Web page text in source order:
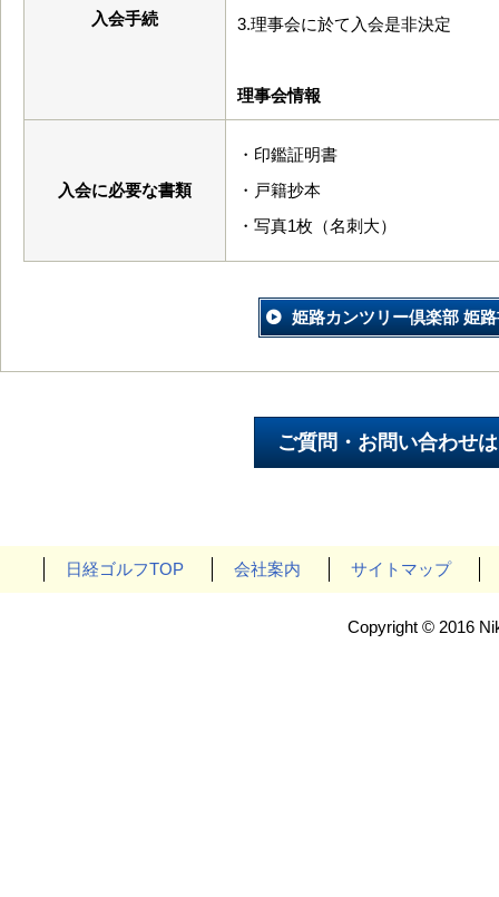
入会手続
3.理事会に於て入会是非決定
理事会情報
入会に必要な書類
・印鑑証明書
・戸籍抄本
・写真1枚（名刺大）
姫路カンツリー倶楽部 姫
日経ゴルフTOP 会社案内 サイトマップ
Copyright © 2016